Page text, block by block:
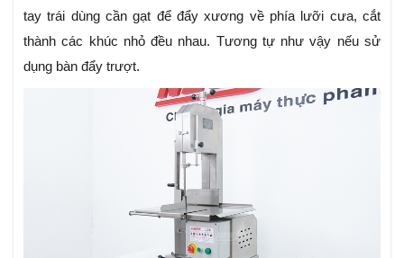
tay trái dùng cần gạt để đẩy xương về phía lưỡi cưa, cắt
thành các khúc nhỏ đều nhau. Tương tự như vậy nếu sử
dụng bàn đẩy trượt.